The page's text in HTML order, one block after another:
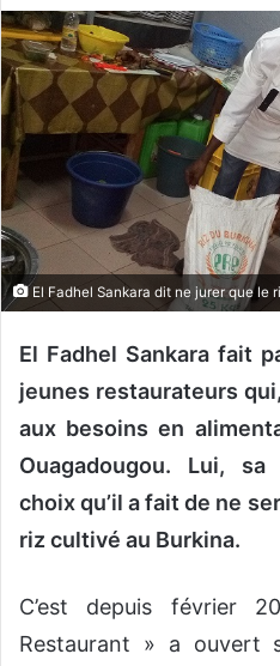
v
o
y
e
r
n
c
o
u
r
e
l
El Fadhel Sankara dit ne jurer que le
El Fadhel Sankara fait
jeunes restaurateurs
aux besoins en
Ouagadougou. Lui,
choix qu’il a fait de ne
riz cultivé au Burkina.
C’est depuis février
Restaurant » a ouvert